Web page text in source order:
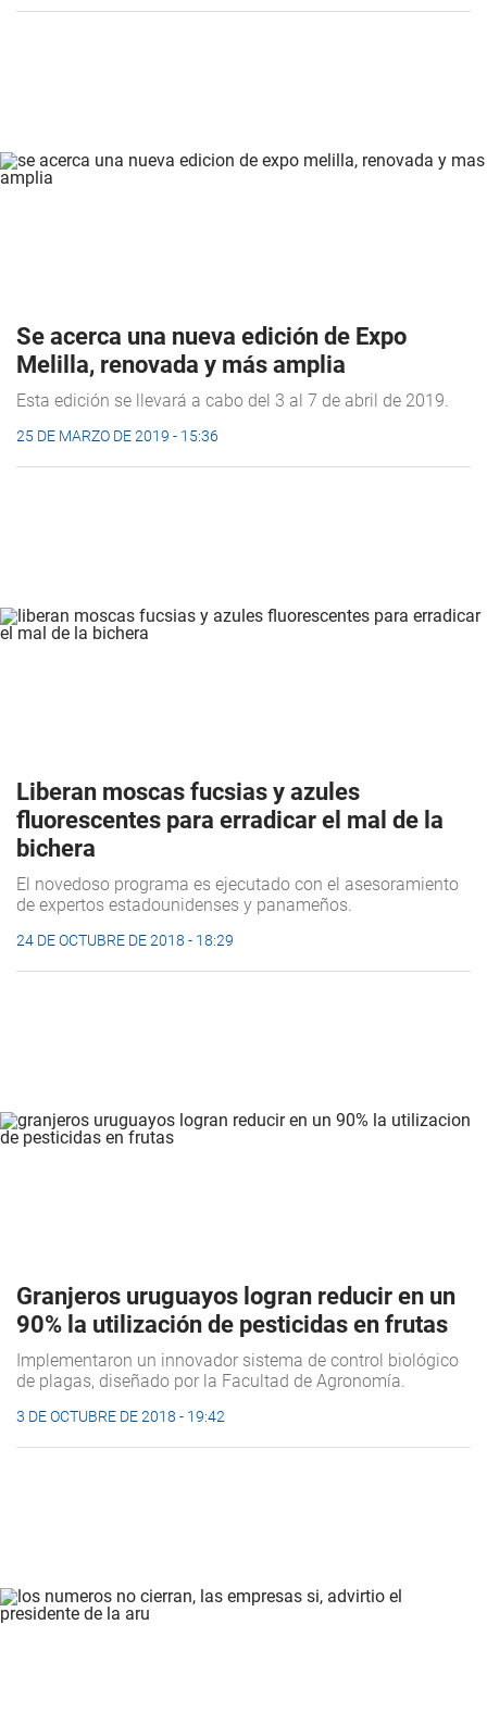
Se acerca una nueva edición de Expo
Melilla, renovada y más amplia
Esta edición se llevará a cabo del 3 al 7 de abril de 2019.
25 DE MARZO DE 2019 - 15:36
Liberan moscas fucsias y azules
fluorescentes para erradicar el mal de la
bichera
El novedoso programa es ejecutado con el asesoramiento
de expertos estadounidenses y panameños.
24 DE OCTUBRE DE 2018 - 18:29
Granjeros uruguayos logran reducir en un
90% la utilización de pesticidas en frutas
Implementaron un innovador sistema de control biológico
de plagas, diseñado por la Facultad de Agronomía.
3 DE OCTUBRE DE 2018 - 19:42